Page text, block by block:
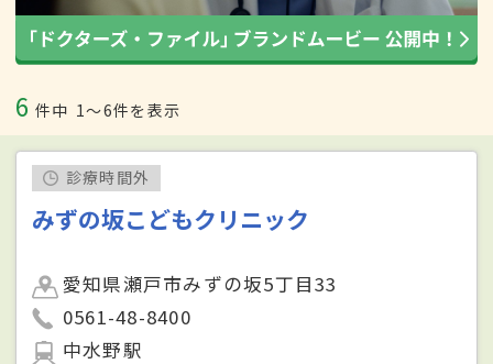
6 件中 1〜6件を表示
診療時間外
みずの坂こどもクリニック
愛知県瀬戸市みずの坂5丁目33
0561-48-8400
中水野駅